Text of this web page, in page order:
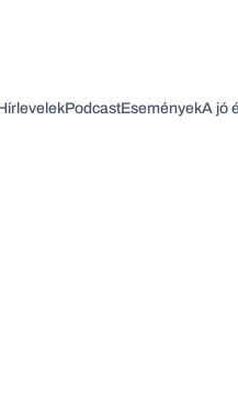
PodcastEseményekA jó